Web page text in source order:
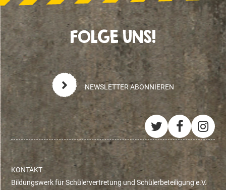
FOLGE UNS!
NEWSLETTER ABONNIEREN
Twitter
KONTAKT
Bildungswerk für Schülervertretung und Schülerbeteiligung e.V.